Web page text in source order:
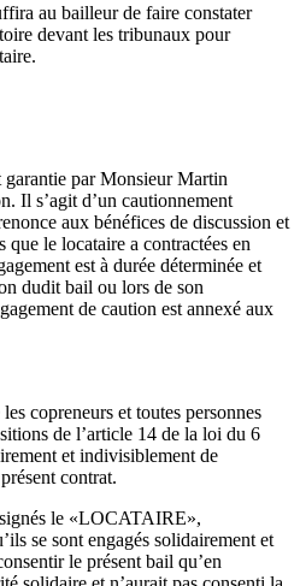
au bailleur de faire constater
devant les tribunaux pour
garantie par Monsieur Martin
Il s’agit d’un cautionnement
aux bénéfices de discussion et
le locataire a contractées en
est à durée déterminée et
dudit bail ou lors de son
de caution est annexé aux
copreneurs et toutes personnes
de l’article 14 de la loi du 6
et indivisiblement de
contrat.
le «LOCATAIRE»,
se sont engagés solidairement et
le présent bail qu’en